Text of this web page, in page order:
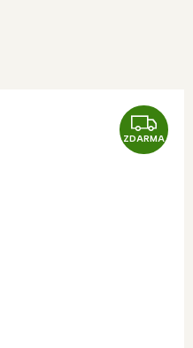
Z
D
ZDARMA